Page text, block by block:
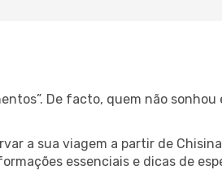
De facto, quem não
a sua viagem a partir de
essenciais e dicas de